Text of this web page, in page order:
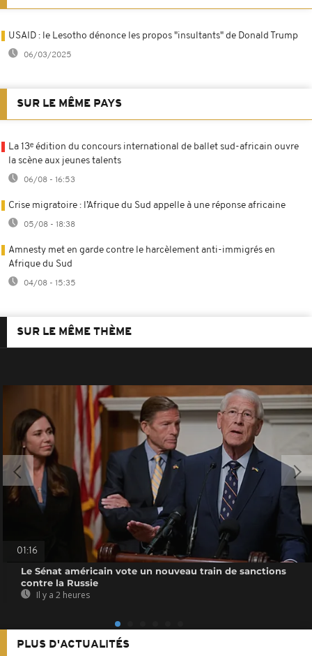
USAID : le Lesotho dénonce les propos "insultants" de Donald Trump
06/03/2025
SUR LE MÊME PAYS
La 13ᵉ édition du concours international de ballet sud-africain ouvre
la scène aux jeunes talents
06/08 - 16:53
Crise migratoire : l’Afrique du Sud appelle à une réponse africaine
05/08 - 18:38
Amnesty met en garde contre le harcèlement anti-immigrés en
Afrique du Sud
04/08 - 15:35
SUR LE MÊME THÈME
01:16
Le Sénat américain vote un nouveau train de sanctions
contre la Russie
Il y a 2 heures
PLUS D'ACTUALITÉS